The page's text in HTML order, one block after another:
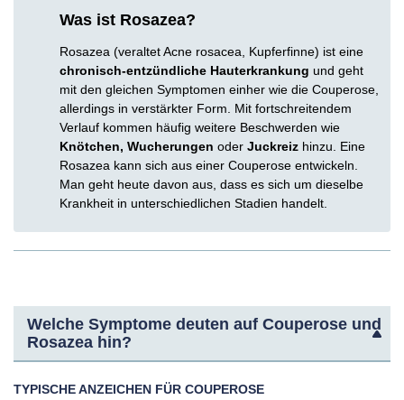
Was ist Rosazea?
Rosazea (veraltet Acne rosacea, Kupferfinne) ist eine
chronisch-entzündliche Hauterkrankung und geht
mit den gleichen Symptomen einher wie die Couperose,
allerdings in verstärkter Form. Mit fortschreitendem
Verlauf kommen häufig weitere Beschwerden wie
Knötchen, Wucherungen oder Juckreiz hinzu. Eine
Rosazea kann sich aus einer Couperose entwickeln.
Man geht heute davon aus, dass es sich um dieselbe
Krankheit in unterschiedlichen Stadien handelt.
Welche Symptome deuten auf Couperose und
Rosazea hin?
TYPISCHE ANZEICHEN FÜR COUPEROSE